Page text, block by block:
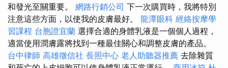
和發光至關重要。 網路行銷公司 下一次購買時，我將特別
注意這些方面，以使我的皮膚最好。 龍潭眼科 經絡按摩學
習課程 台胞證宜蘭 選擇合適的身體乳液是一個個人過程，
適當使用潤膚露將找到一種最佳關心和調整皮膚的產品。
台中律師 高雄徵信社 長照中心 老人助聽器推薦 去除雜質